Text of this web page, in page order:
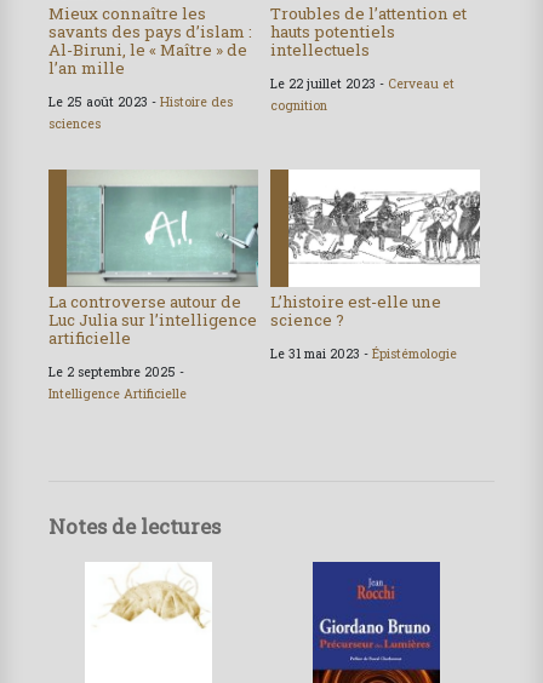
Mieux connaître les
savants des pays d’islam :
Al-Biruni, le « Maître » de
l’an mille
Le 25 août 2023 - Histoire des
sciences
Troubles de l’attention et
hauts potentiels
intellectuels
Le 22 juillet 2023 - Cerveau et
cognition
La controverse autour de
Luc Julia sur l’intelligence
artificielle
Le 2 septembre 2025 -
Intelligence Artificielle
L’histoire est-elle une
science ?
Le 31 mai 2023 - Épistémologie
Notes de lectures